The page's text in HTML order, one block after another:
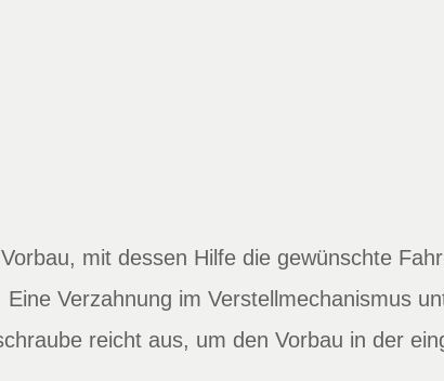
mit dessen Hilfe die gewünschte
Verzahnung im Verstellmechanismus
reicht aus, um den Vorbau in der